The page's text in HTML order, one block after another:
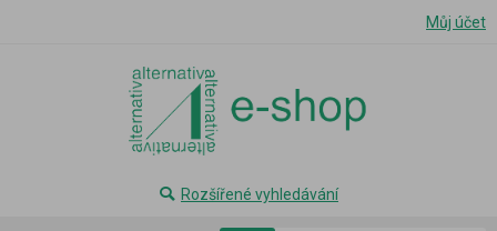
Můj účet
Rozšířené vyhledávání